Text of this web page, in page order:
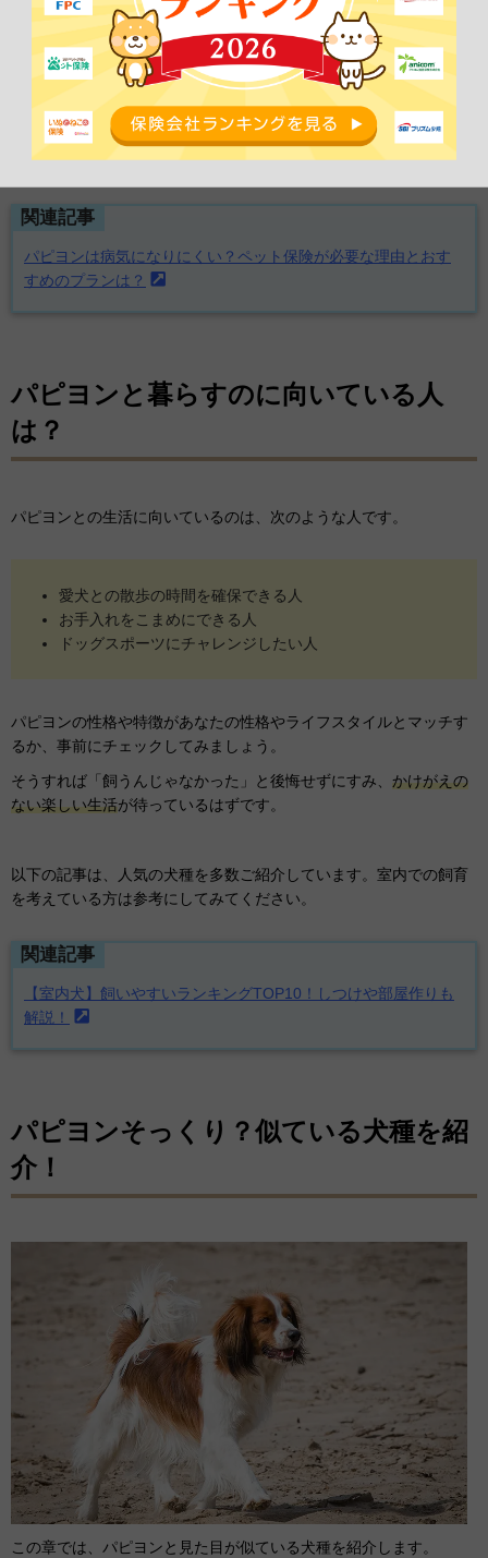
もあります。
また皮膚病は完治が難しいため、通院回数が増えやすく、再発も少
なくありません。
日ごろから愛犬の様子をよく観察し、異変があれば早めに動物病院
に相談しましょう。
関連記事
パピヨンは病気になりにくい？ペット保険が必要な理由とおす
すめのプランは？
パピヨンと暮らすのに向いている人
は？
パピヨンとの生活に向いているのは、次のような人です。
愛犬との散歩の時間を確保できる人
お手入れをこまめにできる人
ドッグスポーツにチャレンジしたい人
パピヨンの性格や特徴があなたの性格やライフスタイルとマッチす
るか、事前にチェックしてみましょう。
そうすれば「飼うんじゃなかった」と後悔せずにすみ、 かけがえの
ない楽しい生活が待っているはずです。
以下の記事は、人気の犬種を多数ご紹介しています。室内での飼育
を考えている方は参考にしてみてください。
関連記事
【室内犬】飼いやすいランキングTOP10！しつけや部屋作りも
解説！
パピヨンそっくり？似ている犬種を紹
介！
この章では、パピヨンと見た目が似ている犬種を紹介します。